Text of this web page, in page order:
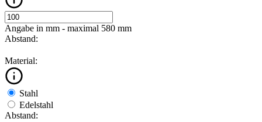
Angabe in mm - maximal 580 mm
Abstand:
Material:
Stahl
Edelstahl
Abstand: